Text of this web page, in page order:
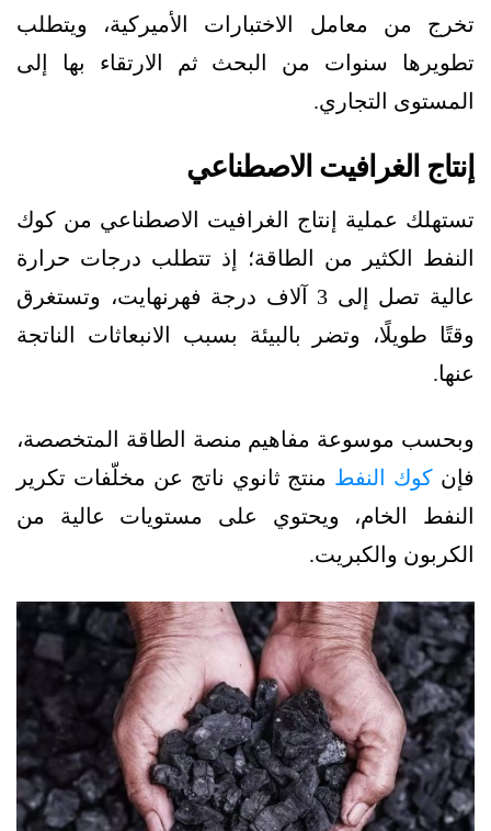
تخرج من معامل الاختبارات الأميركية، ويتطلب
تطويرها سنوات من البحث ثم الارتقاء بها إلى
المستوى التجاري.
إنتاج الغرافيت الاصطناعي
تستهلك عملية إنتاج الغرافيت الاصطناعي من كوك
النفط الكثير من الطاقة؛ إذ تتطلب درجات حرارة
عالية تصل إلى 3 آلاف درجة فهرنهايت، وتستغرق
وقتًا طويلًا، وتضر بالبيئة بسبب الانبعاثات الناتجة
عنها.
وبحسب موسوعة مفاهيم منصة الطاقة المتخصصة،
فإن كوك النفط منتج ثانوي ناتج عن مخلّفات تكرير
النفط الخام، ويحتوي على مستويات عالية من
الكربون والكبريت.